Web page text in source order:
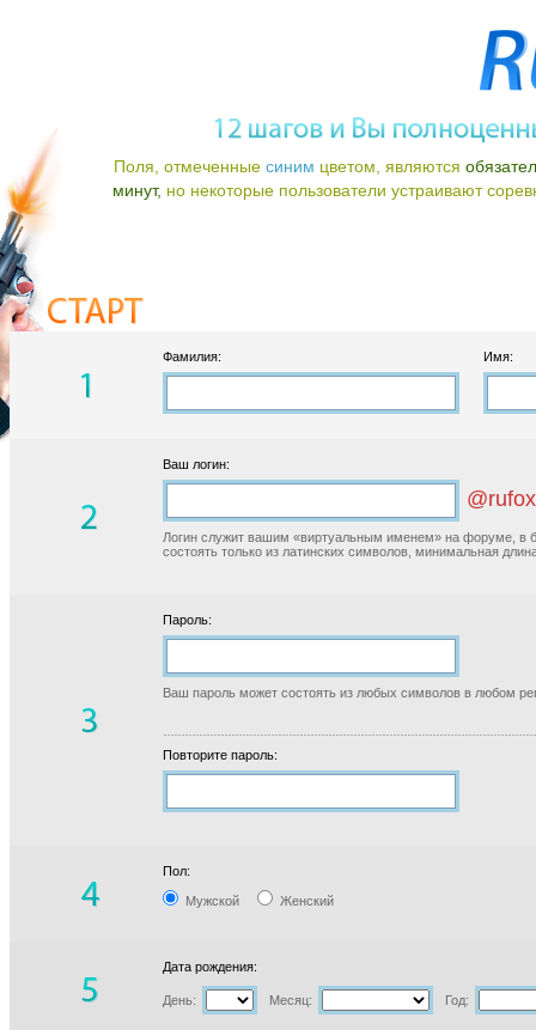
Поля, отмеченные синим цветом, являются
минут, но некоторые пользователи устраивают
Фамилия: Имя:
Ваш логин:
Логин служит вашим «виртуальным именем» на форуме, в
состоять только из латинских символов, минимальная
Пароль:
Ваш пароль может состоять из любых символов в любом
Повторите пароль:
Пол:
Мужской Женский
Дата рождения:
День: Месяц: Год: